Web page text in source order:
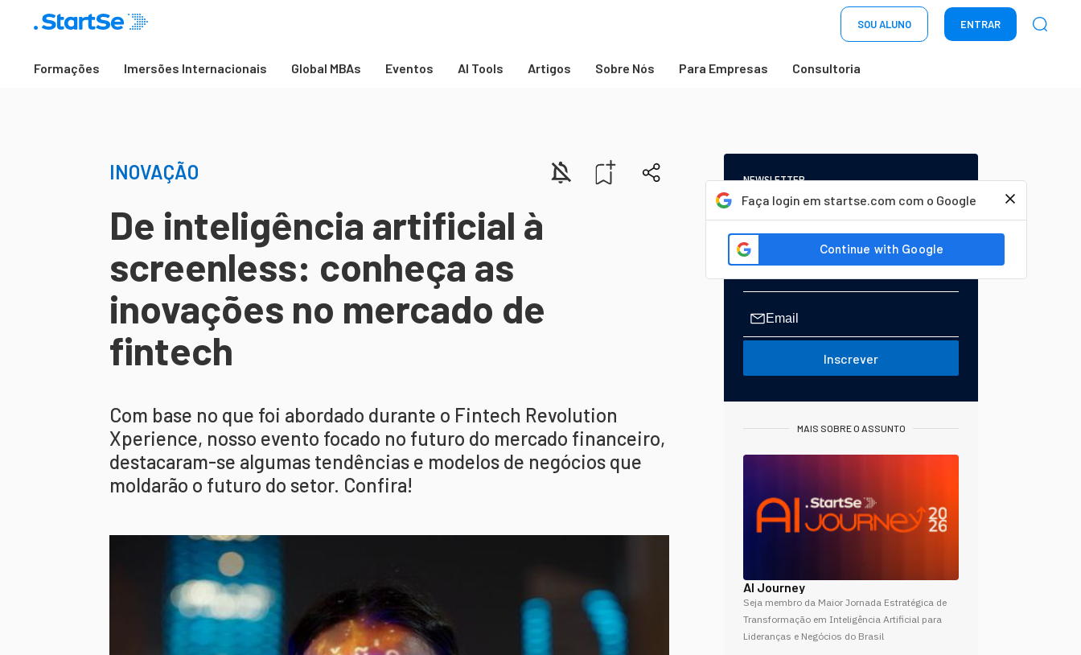
SOU ALUNO ENTRAR
Formações Imersões Internacionais Global MBAs Eventos AI Tools Artigos Sobre Nós Para Empresas Consultoria
Faça login em startse.com com o Google
INOVAÇÃO
De inteligência artificial à
screenless: conheça as
inovações no mercado de
fintech
Com base no que foi abordado durante o Fintech Revolution
Xperience, nosso evento focado no futuro do mercado financeiro,
destacaram-se algumas tendências e modelos de negócios que
moldarão o futuro do setor. Confira!
NEWSLETTER
Start Seu dia:
A Newsletter do AGORA!
Inscrever
MAIS SOBRE O ASSUNTO
AI Journey
Seja membro da Maior Jornada Estratégica de
Transformação em Inteligência Artificial para
Lideranças e Negócios do Brasil